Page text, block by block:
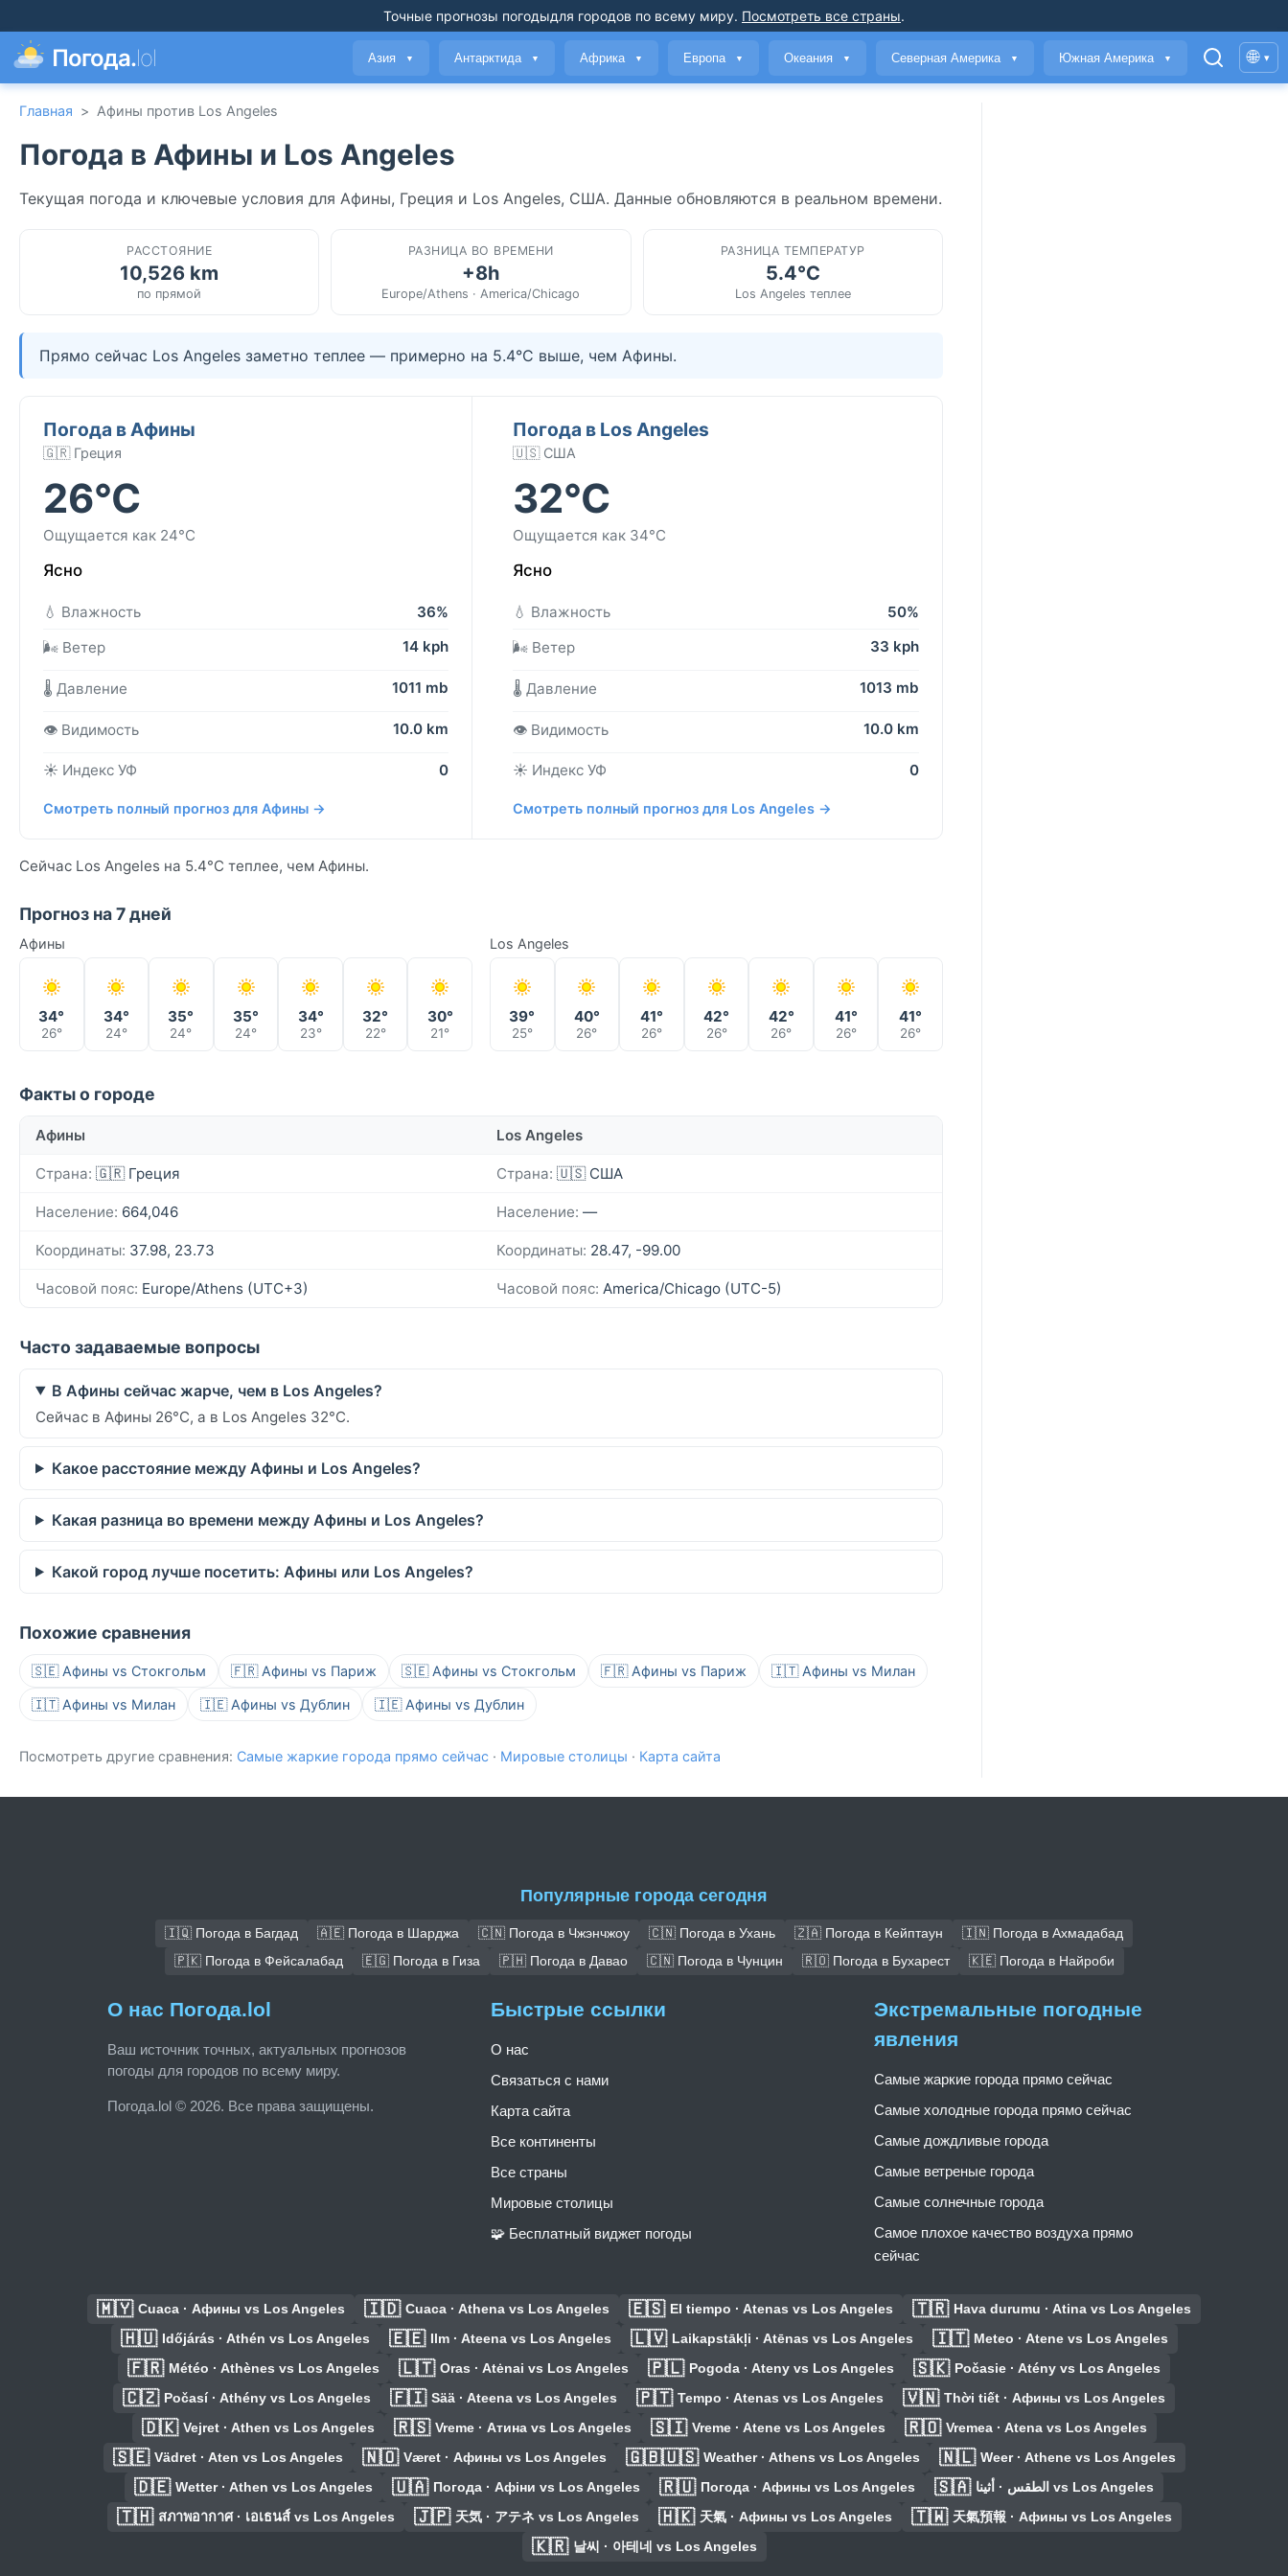
Точные прогнозы погодыдля городов по всему миру. Посмотреть все страны.
Погода.lol Азия ▼ Антарктида ▼ Африка ▼ Европа ▼ Океания ▼ Северная Америка ▼ Южная Америка ▼ 🌐 ▾
Главная > Афины против Los Angeles
Погода в Афины и Los Angeles
Текущая погода и ключевые условия для Афины, Греция и Los Angeles, США. Данные обновляются в реальном времени.
РАССТОЯНИЕ
10,526 km
по прямой
РАЗНИЦА ВО ВРЕМЕНИ
+8h
Europe/Athens · America/Chicago
РАЗНИЦА ТЕМПЕРАТУР
5.4°C
Los Angeles теплее
Прямо сейчас Los Angeles заметно теплее — примерно на 5.4°C выше, чем Афины.
Погода в Афины
🇬🇷 Греция
26°C
Ощущается как 24°C
Ясно
💧 Влажность
36%
🌬️ Ветер
14 kph
🌡️ Давление 1011 mb
👁️ Видимость 10.0 km
☀️ Индекс УФ 0
Смотреть полный прогноз для Афины →
Погода в Los Angeles
🇺🇸 США
32°C
Ощущается как 34°C
Ясно
💧 Влажность
50%
🌬️ Ветер
33 kph
🌡️ Давление 1013 mb
👁️ Видимость 10.0 km
☀️ Индекс УФ 0
Смотреть полный прогноз для Los Angeles →
Сейчас Los Angeles на 5.4°C теплее, чем Афины.
Прогноз на 7 дней
Афины
34°
26°
34°
24°
35°
24°
35°
24°
34°
23°
32°
22°
30°
21°
Los Angeles
39°
25°
40°
26°
41°
26°
42°
26°
42°
26°
41°
26°
41°
26°
Факты о городе
Афины Los Angeles
Страна: 🇬🇷 Греция Страна: 🇺🇸 США
Население: 664,046 Население: —
Координаты: 37.98, 23.73 Координаты: 28.47, -99.00
Часовой пояс: Europe/Athens (UTC+3) Часовой пояс: America/Chicago (UTC-5)
Часто задаваемые вопросы
В Афины сейчас жарче, чем в Los Angeles?
Сейчас в Афины 26°C, а в Los Angeles 32°C.
Какое расстояние между Афины и Los Angeles?
Какая разница во времени между Афины и Los Angeles?
Какой город лучше посетить: Афины или Los Angeles?
Похожие сравнения
🇸🇪 Афины vs Стокгольм 🇫🇷 Афины vs Париж 🇸🇪 Афины vs Стокгольм 🇫🇷 Афины vs Париж 🇮🇹 Афины vs Милан
🇮🇹 Афины vs Милан 🇮🇪 Афины vs Дублин 🇮🇪 Афины vs Дублин
Посмотреть другие сравнения: Самые жаркие города прямо сейчас · Мировые столицы · Карта сайта
Популярные города сегодня
🇮🇶 Погода в Багдад 🇦🇪 Погода в Шарджа 🇨🇳 Погода в Чжэнчжоу 🇨🇳 Погода в Ухань 🇿🇦 Погода в Кейптаун
🇮🇳 Погода в Ахмадабад
🇵🇰 Погода в Фейсалабад
🇪🇬 Погода в Гиза 🇵🇭 Погода в Давао 🇨🇳 Погода в Чунцин 🇷🇴 Погода в Бухарест 🇰🇪 Погода в Найроби
О нас Погода.lol
Ваш источник точных, актуальных прогнозов
погоды для городов по всему миру.
Погода.lol © 2026. Все права защищены.
Быстрые ссылки
О нас
Связаться с нами
Карта сайта
Все континенты
Все страны
Мировые столицы
🧩 Бесплатный виджет погоды
Экстремальные погодные
явления
Самые жаркие города прямо сейчас
Самые холодные города прямо сейчас
Самые дождливые города
Самые ветреные города
Самые солнечные города
Самое плохое качество воздуха прямо
сейчас
🇲🇾 Cuaca · Афины vs Los Angeles 🇮🇩 Cuaca · Athena vs Los Angeles 🇪🇸 El tiempo · Atenas vs Los Angeles 🇹🇷 Hava durumu · Atina vs Los Angeles
🇭🇺 Időjárás · Athén vs Los Angeles 🇪🇪 Ilm · Ateena vs Los Angeles 🇱🇻 Laikapstākļi · Atēnas vs Los Angeles 🇮🇹 Meteo · Atene vs Los Angeles
🇫🇷 Météo · Athènes vs Los Angeles 🇱🇹 Oras · Atėnai vs Los Angeles 🇵🇱 Pogoda · Ateny vs Los Angeles 🇸🇰 Počasie · Atény vs Los Angeles
🇨🇿 Počasí · Athény vs Los Angeles 🇫🇮 Sää · Ateena vs Los Angeles 🇵🇹 Tempo · Atenas vs Los Angeles 🇻🇳 Thời tiết · Афины vs Los Angeles
🇩🇰 Vejret · Athen vs Los Angeles 🇷🇸 Vreme · Атина vs Los Angeles 🇸🇮 Vreme · Atene vs Los Angeles 🇷🇴 Vremea · Atena vs Los Angeles
🇸🇪 Vädret · Aten vs Los Angeles 🇳🇴 Været · Афины vs Los Angeles 🇬🇧🇺🇸 Weather · Athens vs Los Angeles 🇳🇱 Weer · Athene vs Los Angeles
🇩🇪 Wetter · Athen vs Los Angeles 🇺🇦 Погода · Афіни vs Los Angeles 🇷🇺 Погода · Афины vs Los Angeles 🇸🇦 الطقس · أثينا vs Los Angeles
🇹🇭 สภาพอากาศ · เอเธนส์ vs Los Angeles 🇯🇵 天気 · アテネ vs Los Angeles 🇭🇰 天氣 · Афины vs Los Angeles 🇹🇼 天氣預報 · Афины vs Los Angeles
🇰🇷 날씨 · 아테네 vs Los Angeles